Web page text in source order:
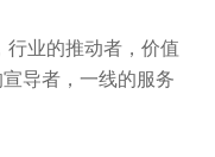
业的推动者，价值
导者，一线的服务